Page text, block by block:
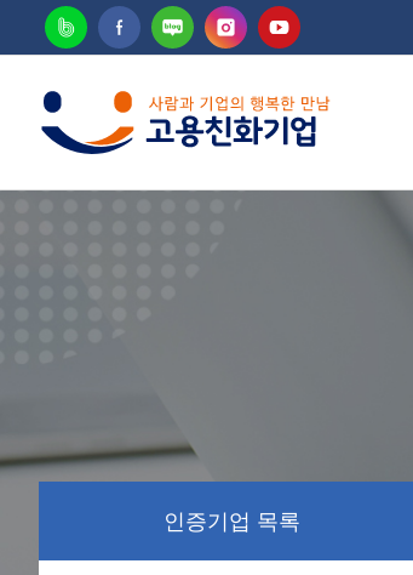
인증기업 목록